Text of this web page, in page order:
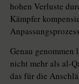
hohen Verluste
Kämpfer
Genau
nicht mehr als al-
das für die